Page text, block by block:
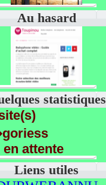
Au hasard
statistiques
en attente
Liens utiles